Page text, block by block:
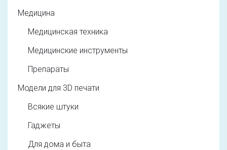
Медицина
Медицинская техника
Медицинские инструменты
Препараты
Модели для 3D печати
Всякие штуки
Гаджеты
Для дома и быта